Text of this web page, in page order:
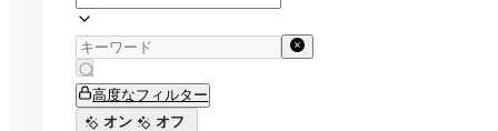
高度なフィルター
オン
オフ